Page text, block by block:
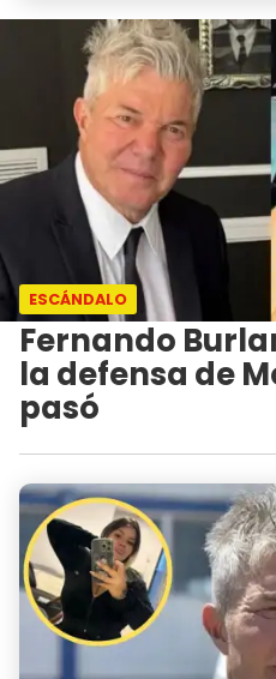
ESCÁNDALO
Fernando
la defensa de
pasó